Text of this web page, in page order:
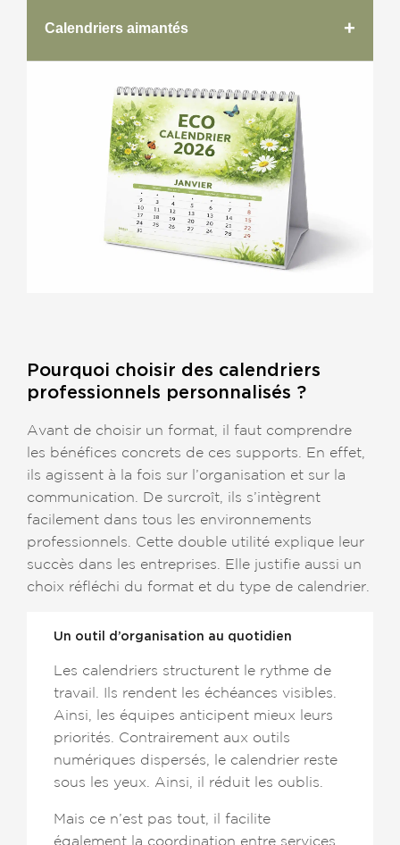
Calendriers aimantés +
Pourquoi choisir des calendriers
professionnels personnalisés ?
Avant de choisir un format, il faut comprendre
les bénéfices concrets de ces supports. En effet,
ils agissent à la fois sur l’organisation et sur la
communication. De surcroît, ils s’intègrent
facilement dans tous les environnements
professionnels. Cette double utilité explique leur
succès dans les entreprises. Elle justifie aussi un
choix réfléchi du format et du type de calendrier.
Un outil d’organisation au quotidien
Les calendriers structurent le rythme de
travail. Ils rendent les échéances visibles.
Ainsi, les équipes anticipent mieux leurs
priorités. Contrairement aux outils
numériques dispersés, le calendrier reste
sous les yeux. Ainsi, il réduit les oublis.
Mais ce n’est pas tout, il facilite
également la coordination entre services.